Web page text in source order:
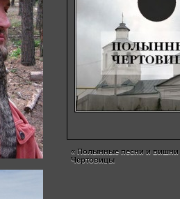
« Полынные песни и вишни
Чертовицы